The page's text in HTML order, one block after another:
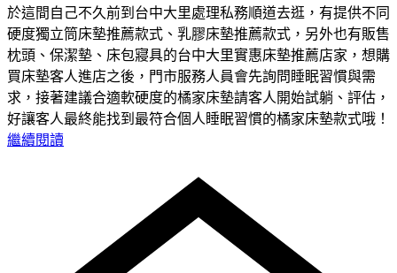
於這間自己不久前到台中大里處理私務順道去逛，有提供不同
硬度獨立筒床墊推薦款式、乳膠床墊推薦款式，另外也有販售
枕頭、保潔墊、床包寢具的台中大里實惠床墊推薦店家，想購
買床墊客人進店之後，門市服務人員會先詢問睡眠習慣與需
求，接著建議合適軟硬度的橘家床墊請客人開始試躺、評估，
好讓客人最終能找到最符合個人睡眠習慣的橘家床墊款式哦！
繼續閱讀